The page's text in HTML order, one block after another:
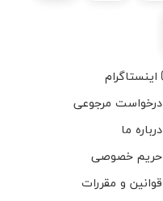
اینستاگرام
درخواست مرجوعی
در‌باره ما
حریم خصوصی
قوانین و مقررات